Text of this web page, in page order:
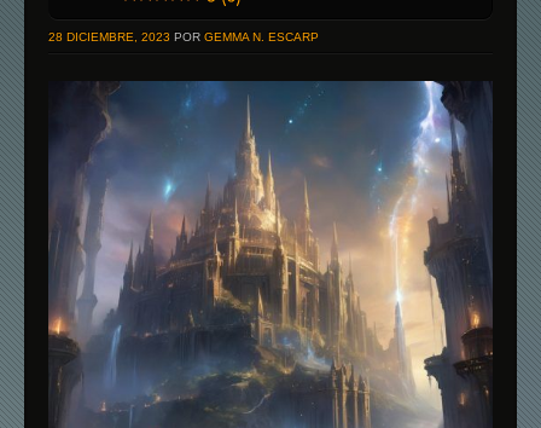
28 DICIEMBRE, 2023 POR GEMMA N. ESCARP